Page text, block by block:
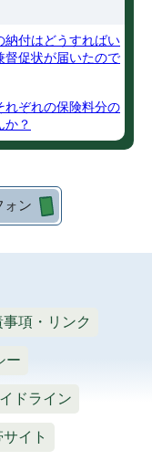
納付はどうすればい
督促状が届いたので
れぞれの保険料分の
か？
ォン
項・リンク
ー
ドライン
イト